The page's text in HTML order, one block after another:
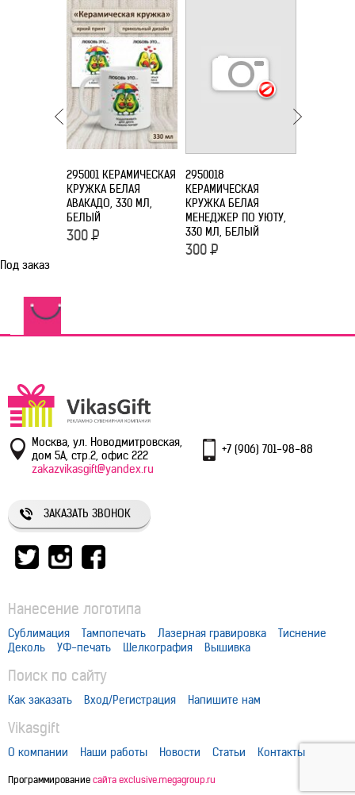
295001 КЕРАМИЧЕСКАЯ
КРУЖКА БЕЛАЯ
АВАКАДО, 330 МЛ,
БЕЛЫЙ
300 Р
2950018
КЕРАМИЧЕСКАЯ
КРУЖКА БЕЛАЯ
МЕНЕДЖЕР ПО УЮТУ,
330 МЛ, БЕЛЫЙ
300 Р
Под заказ
Москва, ул. Новодмитровская,
дом 5А, стр.2, офис 222
+7 (906) 701-98-88
zakazvikasgift@yandex.ru
ЗАКАЗАТЬ ЗВОНОК
Нанесение логотипа
Сублимация Тампопечать Лазерная гравировка
Тиснение
Деколь
УФ-печать Шелкография Вышивка
Поиск по сайту
Как заказать Вход/Регистрация Напишите нам
Vikasgift
О компании Наши работы Новости Статьи Контакты
Программирование сайта exclusive.megagroup.ru